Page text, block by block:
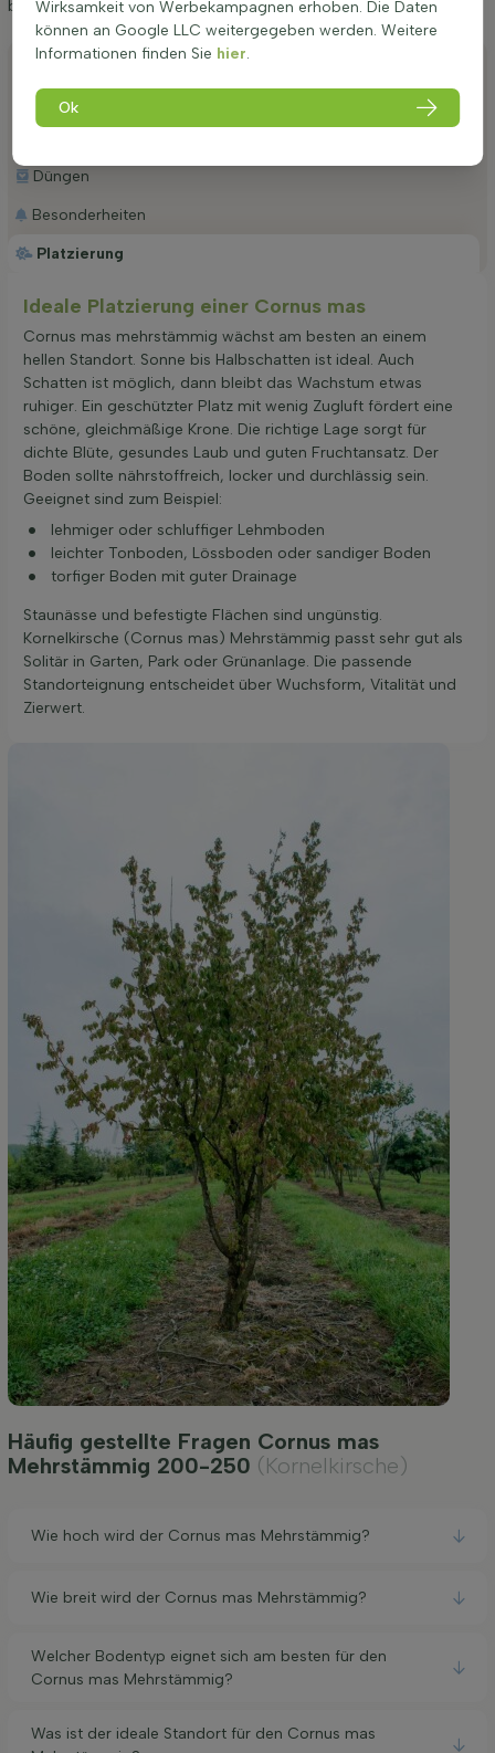
befolgen, werden Sie lange Freude an Kornelkirsche haben.
Platzierung
Anpflanzen
Stutzen
Düngen
Besonderheiten
Ideale Platzierung einer Cornus mas
Cornus mas mehrstämmig wächst am besten an einem
hellen Standort. Sonne bis Halbschatten ist ideal. Auch
Schatten ist möglich, dann bleibt das Wachstum etwas
ruhiger. Ein geschützter Platz mit wenig Zugluft fördert eine
schöne, gleichmäßige Krone. Die richtige Lage sorgt für
dichte Blüte, gesundes Laub und guten Fruchtansatz. Der
Boden sollte nährstoffreich, locker und durchlässig sein.
Geeignet sind zum Beispiel:
lehmiger oder schluffiger Lehmboden
leichter Tonboden, Lössboden oder sandiger Boden
torfiger Boden mit guter Drainage
Staunässe und befestigte Flächen sind ungünstig.
Kornelkirsche (Cornus mas) Mehrstämmig passt sehr gut als
Solitär in Garten, Park oder Grünanlage. Die passende
Standorteignung entscheidet über Wuchsform, Vitalität und
Zierwert.
Häufig gestellte Fragen Cornus mas
Mehrstämmig 200-250 (Kornelkirsche)
Wie hoch wird der Cornus mas Mehrstämmig?
Wie breit wird der Cornus mas Mehrstämmig?
Welcher Bodentyp eignet sich am besten für den
Cornus mas Mehrstämmig?
Was ist der ideale Standort für den Cornus mas
Wirksamkeit von Werbekampagnen erhoben. Die Daten
können an Google LLC weitergegeben werden. Weitere
Informationen finden Sie hier.
Ok